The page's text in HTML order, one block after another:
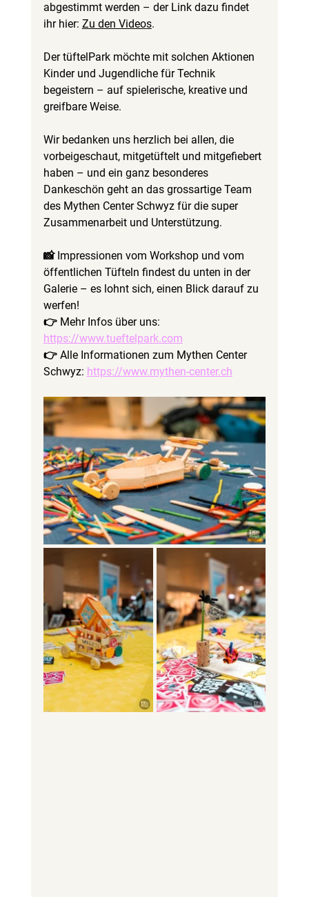
abgestimmt werden – der Link dazu findet
ihr hier: Zu den Videos.
Der tüftelPark möchte mit solchen Aktionen
Kinder und Jugendliche für Technik
begeistern – auf spielerische, kreative und
greifbare Weise.
Wir bedanken uns herzlich bei allen, die
vorbeigeschaut, mitgetüftelt und mitgefiebert
haben – und ein ganz besonderes
Dankeschön geht an das grossartige Team
des Mythen Center Schwyz für die super
Zusammenarbeit und Unterstützung.
📸 Impressionen vom Workshop und vom
öffentlichen Tüfteln findest du unten in der
Galerie – es lohnt sich, einen Blick darauf zu
werfen!
👉 Mehr Infos über uns:
https://www.tueftelpark.com
👉 Alle Informationen zum Mythen Center
Schwyz: https://www.mythen-center.ch